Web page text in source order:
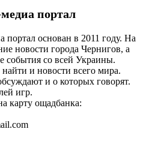
портал
основан в 2011 году. На
новости города Чернигов, а
события со всей Украины.
и новости всего мира.
и о которых говорят.
игр.
карту ощадбанка: